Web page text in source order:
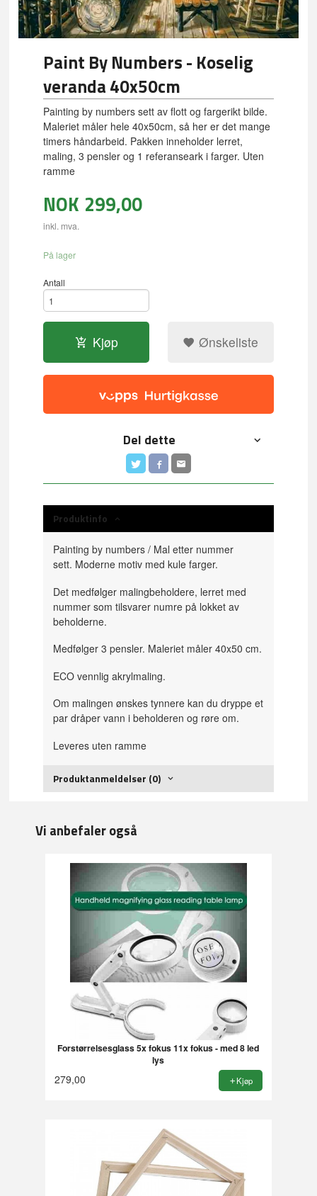
Paint By Numbers - Koselig
veranda 40x50cm
Painting by numbers sett av flott og fargerikt bilde.
Maleriet måler hele 40x50cm, så her er det mange
timers håndarbeid. Pakken inneholder lerret,
maling, 3 pensler og 1 referanseark i farger. Uten
ramme
NOK 299,00
inkl. mva.
På lager
Antall
Kjøp Ønskeliste
Del dette
Produktinfo
Painting by numbers / Mal etter nummer
sett. Moderne motiv med kule farger.
Det medfølger malingbeholdere, lerret med
nummer som tilsvarer numre på lokket av
beholderne.
Medfølger 3 pensler. Maleriet måler 40x50 cm.
ECO vennlig akrylmaling.
Om malingen ønskes tynnere kan du dryppe et
par dråper vann i beholderen og røre om.
Leveres uten ramme
Produktanmeldelser (0)
Vi anbefaler også
Forstørrelsesglass 5x fokus 11x fokus - med 8 led
lys
279,00 Kjøp